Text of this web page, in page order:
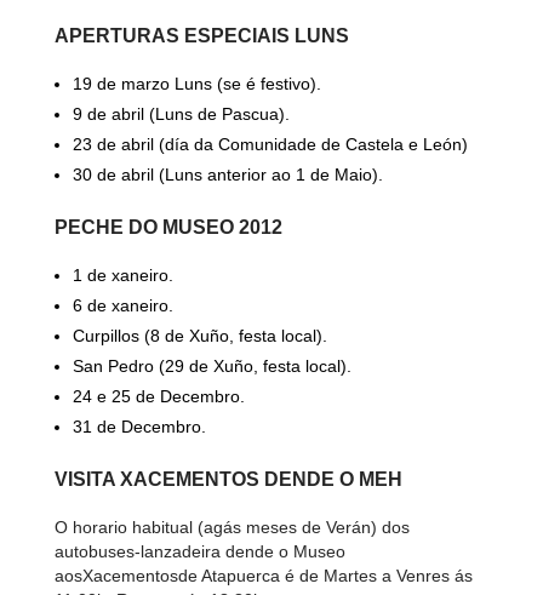
APERTURAS ESPECIAIS LUNS
19 de marzo Luns (se é festivo).
9 de abril (Luns de Pascua).
23 de abril (día da Comunidade de Castela e León)
30 de abril (Luns anterior ao 1 de Maio).
PECHE DO MUSEO 2012
1 de xaneiro.
6 de xaneiro.
Curpillos (8 de Xuño, festa local).
San Pedro (29 de Xuño, festa local).
24 e 25 de Decembro.
31 de Decembro.
VISITA XACEMENTOS DENDE O MEH
O horario habitual (agás meses de Verán) dos
autobuses-lanzadeira dende o Museo
aosXacementosde Atapuerca é de Martes a Venres ás